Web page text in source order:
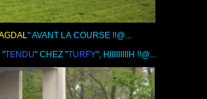
" AVANT LA COURSE !!@...
"TENDU" CHEZ "TURFY", HIIIIIIIIIH !!@...